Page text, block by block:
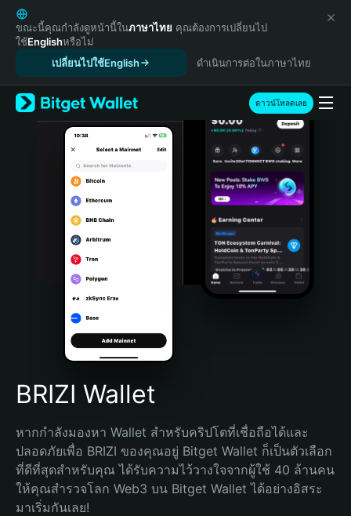
English
日本語
Tiếng Việt
Español (Latinoamérica)
Türkçe
Italiano
Português (Portugal)
Bahasa Indonesia
Português (Brasil)
Español (Argentina)
ขณะนี้คุณกำลังดูหน้านี้ในภาษาไทย คุณต้องการเปลี่ยนไป
ใช้Englishหรือไม่
เปลี่ยนไปใช้English
ดำเนินการต่อในภาษาไทย
ดาวน์โหลดเลย
BRIZI Wallet
หากกำลังมองหา Wallet สำหรับคริปโตที่เชื่อถือได้และ
ปลอดภัยเพื่อ BRIZI ของคุณอยู่ Bitget Wallet ก็เป็นตัวเลือก
ที่ดีที่สุดสำหรับคุณ ได้รับความไว้วางใจจากผู้ใช้ 40 ล้านคน
ให้คุณสำรวจโลก Web3 บน Bitget Wallet ได้อย่างอิสระ
มาเริ่มกันเลย!